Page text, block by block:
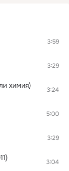
3:59
3:29
химия) 3:24
5:00
3:29
3:04